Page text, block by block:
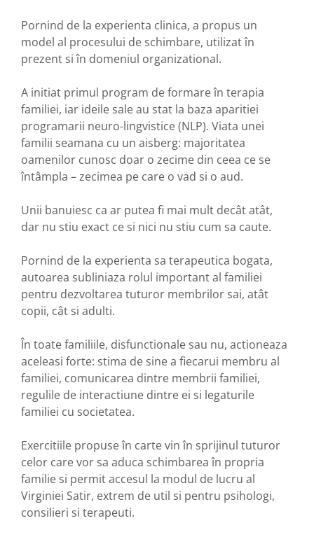
Pornind de la experienta clinica, a propus un
model al procesului de schimbare, utilizat în
prezent si în domeniul organizational.
A initiat primul program de formare în terapia
familiei, iar ideile sale au stat la baza aparitiei
programarii neuro-lingvistice (NLP). Viata unei
familii seamana cu un aisberg: majoritatea
oamenilor cunosc doar o zecime din ceea ce se
întâmpla – zecimea pe care o vad si o aud.
Unii banuiesc ca ar putea fi mai mult decât atât,
dar nu stiu exact ce si nici nu stiu cum sa caute.
Pornind de la experienta sa terapeutica bogata,
autoarea subliniaza rolul important al familiei
pentru dezvoltarea tuturor membrilor sai, atât
copii, cât si adulti.
În toate familiile, disfunctionale sau nu, actioneaza
aceleasi forte: stima de sine a fiecarui membru al
familiei, comunicarea dintre membrii familiei,
regulile de interactiune dintre ei si legaturile
familiei cu societatea.
Exercitiile propuse în carte vin în sprijinul tuturor
celor care vor sa aduca schimbarea în propria
familie si permit accesul la modul de lucru al
Virginiei Satir, extrem de util si pentru psihologi,
consilieri si terapeuti.